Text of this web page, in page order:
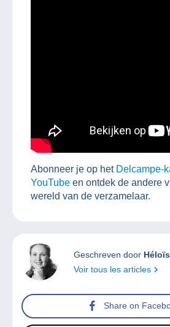
Abonneer je op het Delcampe-
YouTube en ontdek de andere
wereld van de verzamelaar.
Geschreven door
Voir tous les articles
Share on